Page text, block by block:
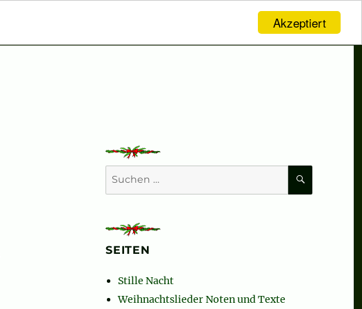
Akzeptiert
Suchen
nach:
SEITEN
Stille Nacht
Weihnachtslieder Noten und Texte